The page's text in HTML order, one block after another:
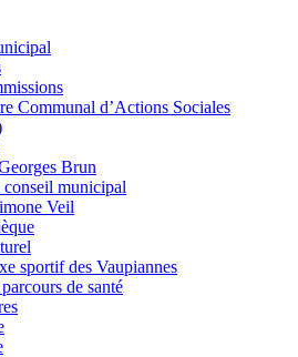
Communal d’Actions Sociales
Brun
conseil municipal
Veil
sportif des Vaupiannes
de santé